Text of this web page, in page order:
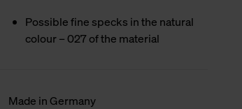
Possible fine specks in the natural
colour – 027 of the material
Made in Germany